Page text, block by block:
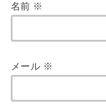
名前 ※
メール ※